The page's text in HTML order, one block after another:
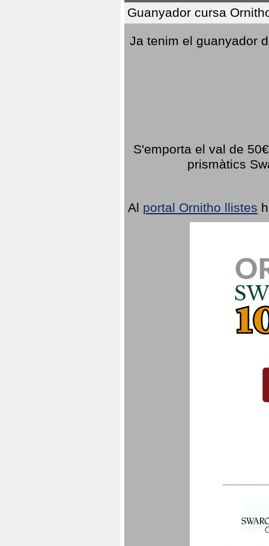
Guanyador cursa
Ja tenim el guanyador
S'emporta el val de
prismàtics
Al portal Ornitho llistes